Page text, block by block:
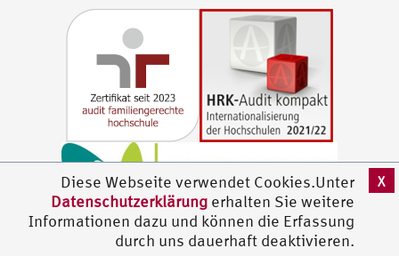
Diese Webseite verwendet Cookies.Unter
Datenschutzerklärung erhalten Sie weitere
Informationen dazu und können die Erfassung
durch uns dauerhaft deaktivieren.
X